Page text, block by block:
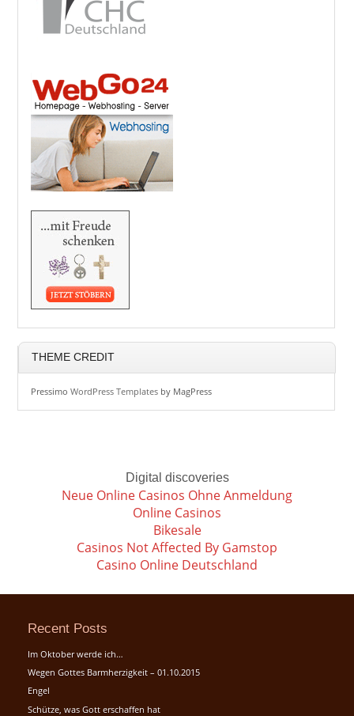
THEME CREDIT
PressimoWordPress Templates by MagPress
Digital discoveries
Neue Online Casinos Ohne Anmeldung
Online Casinos
Bikesale
Casinos Not Affected By Gamstop
Casino Online Deutschland
Recent Posts
Im Oktober werde ich…
Wegen Gottes Barmherzigkeit – 01.10.2015
Engel
Schütze, was Gott erschaffen hat